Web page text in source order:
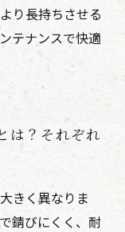
り長持ちさせる
テナンスで快適
は？それぞれ
きく異なりま
錆びにくく、耐